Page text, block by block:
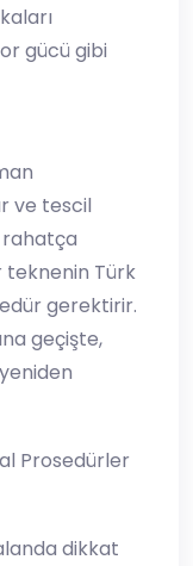
gücü gibi
ve tescil
rahatça
teknenin Türk
gerektirir.
geçişte,
Prosedürler
dikkat